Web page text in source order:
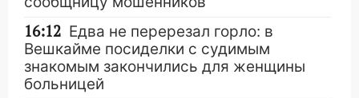
16:12 Едва не перерезал горло: в
Вешкайме посиделки с судимым
знакомым закончились для женщины
больницей